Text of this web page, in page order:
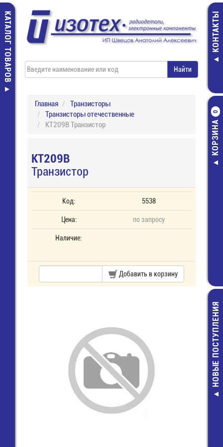
КАТАЛОГ ТОВАРОВ КОНТАКТЫ
КОРЗИНА
0
SMBJ5.0CA
14,00 руб.
НОВЫЕ ПОСТУПЛЕНИЯ
Главная
Транзисторы
Транзисторы отечественные
КТ209В Транзистор
КТ209В
Транзистор
Код: 5538
Цена: по запросу
Наличие:
Добавить в корзину